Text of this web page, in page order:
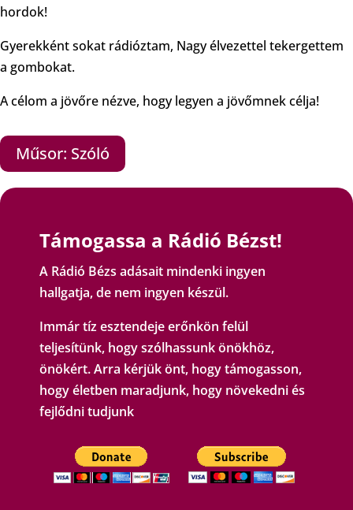
hordok!
Gyerekként sokat rádióztam, Nagy élvezettel tekergettem
a gombokat.
A célom a jövőre nézve, hogy legyen a jövőmnek célja!
Műsor: Szóló
Támogassa a Rádió Bézst!
A Rádió Bézs adásait mindenki ingyen
hallgatja, de nem ingyen készül.
Immár tíz esztendeje erőnkön felül
teljesítünk, hogy szólhassunk önökhöz,
önökért. Arra kérjük önt, hogy támogasson,
hogy életben maradjunk, hogy növekedni és
fejlődni tudjunk